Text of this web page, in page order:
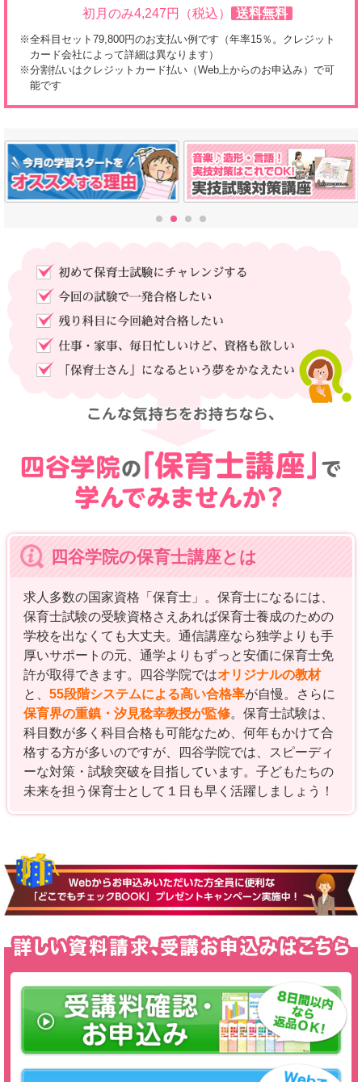
初月のみ4,247円（税込） 送料無料
全科目セット79,800円のお支払い例です（年率15％。クレジット
カード会社によって詳細は異なります）
分割払いはクレジットカード払い（Web上からのお申込み）で可
能です
四谷学院の保育士講座とは
求人多数の国家資格「保育士」。保育士になるには、
保育士試験の受験資格さえあれば保育士養成のための
学校を出なくても大丈夫。通信講座なら独学よりも手
厚いサポートの元、通学よりもずっと安価に保育士免
許が取得できます。四谷学院ではオリジナルの教材
と、55段階システムによる高い合格率が自慢。さらに
保育界の重鎮・汐見稔幸教授が監修。保育士試験は、
科目数が多く科目合格も可能なため、何年もかけて合
格する方が多いのですが、四谷学院では、スピーディ
ーな対策・試験突破を目指しています。子どもたちの
未来を担う保育士として１日も早く活躍しましょう！